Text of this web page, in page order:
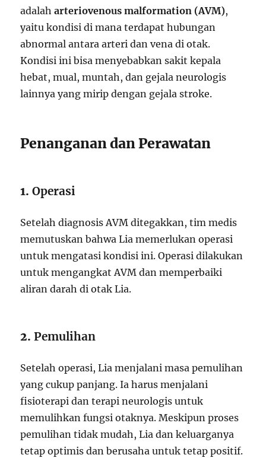
adalaharteriovenous malformation (AVM),
yaitu kondisi di mana terdapat hubungan
abnormal antara arteri dan vena di otak.
Kondisi ini bisa menyebabkan sakit kepala
hebat, mual, muntah, dan gejala neurologis
lainnya yang mirip dengan gejala stroke.
Penanganan dan Perawatan
1.Operasi
Setelah diagnosis AVM ditegakkan, tim medis
memutuskan bahwa Lia memerlukan operasi
untuk mengatasi kondisi ini. Operasi dilakukan
untuk mengangkat AVM dan memperbaiki
aliran darah di otak Lia.
2.Pemulihan
Setelah operasi, Lia menjalani masa pemulihan
yang cukup panjang. Ia harus menjalani
fisioterapi dan terapi neurologis untuk
memulihkan fungsi otaknya. Meskipun proses
pemulihan tidak mudah, Lia dan keluarganya
tetap optimis dan berusaha untuk tetap positif.